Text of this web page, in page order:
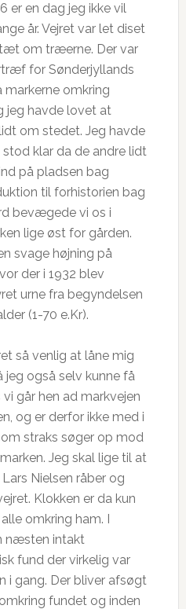
er en dag jeg ikke vil
år. Vejret var let diset
om træerne. Der var
for Sønderjyllands
omkring
jeg havde lovet at
om stedet. Jeg havde
klar da de andre lidt
på pladsen bag
til forhistorien bag
bevægede vi os i
lige øst for gården.
svage højning på
der i 1932 blev
urne fra begyndelsen
(1-70 e.Kr).
så venlig at låne mig
jeg også selv kunne få
går hen ad markvejen
og er derfor ikke med i
straks søger op mod
Jeg skal lige til at
Nielsen råber og
Klokken er da kun
omkring ham. I
næsten intakt
fund der virkelig var
i gang. Der bliver afsøgt
fundet og inden